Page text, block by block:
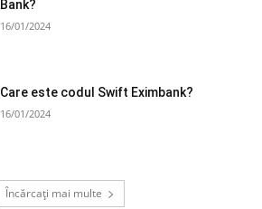
Bank?
16/01/2024
Care este codul Swift Eximbank?
16/01/2024
Încărcați mai multe